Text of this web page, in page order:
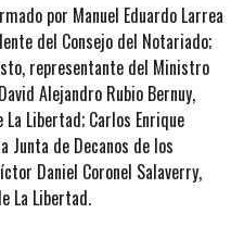
por Manuel Eduardo Larrea
del Consejo del Notariado;
representante del Ministro
Alejandro Rubio Bernuy,
Libertad; Carlos Enrique
Junta de Decanos de los
Daniel Coronel Salaverry,
La Libertad.